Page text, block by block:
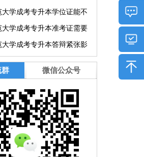
大学成考专升本学位证能不
巧
大学成考专升本准考证需要
带能进吗？
大学成考专升本答辩紧张影
？实用技巧分享
微信公众号